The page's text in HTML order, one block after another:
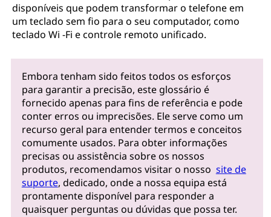
disponíveis que podem transformar o telefone em
um teclado sem fio para o seu computador, como
teclado Wi -Fi e controle remoto unificado.
Embora tenham sido feitos todos os esforços
para garantir a precisão, este glossário é
fornecido apenas para fins de referência e pode
conter erros ou imprecisões. Ele serve como um
recurso geral para entender termos e conceitos
comumente usados. Para obter informações
precisas ou assistência sobre os nossos
produtos, recomendamos visitar o nosso site de
suporte, dedicado, onde a nossa equipa está
prontamente disponível para responder a
quaisquer perguntas ou dúvidas que possa ter.